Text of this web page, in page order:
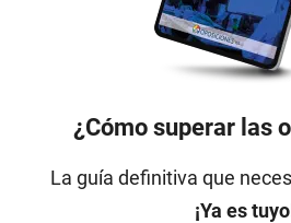
¿Cómo superar las
La guía definitiva que
¡Ya es